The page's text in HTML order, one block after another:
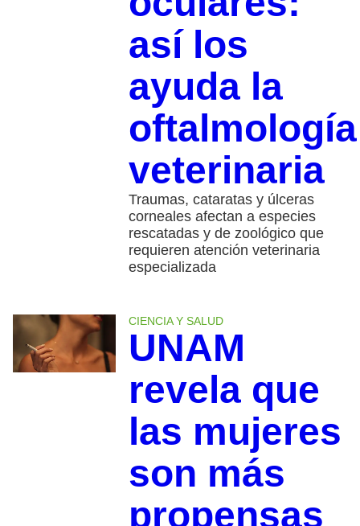
así los
ayuda la
oftalmología
veterinaria
Traumas, cataratas y úlceras
corneales afectan a especies
rescatadas y de zoológico que
requieren atención veterinaria
especializada
CIENCIA Y SALUD
UNAM
revela que
las mujeres
son más
propensas